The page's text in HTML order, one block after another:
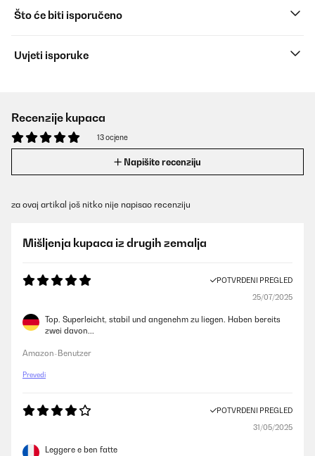
Što će biti isporučeno
Uvjeti isporuke
Recenzije kupaca
13 ocjene
Napišite recenziju
za ovaj artikal još nitko nije napisao recenziju
Mišljenja kupaca iz drugih zemalja
POTVRĐENI PREGLED
25/07/2025
Top. Superleicht, stabil und angenehm zu liegen. Haben bereits
zwei davon...
Amazon-Benutzer
Prevedi
POTVRĐENI PREGLED
31/05/2025
Leggere e ben fatte